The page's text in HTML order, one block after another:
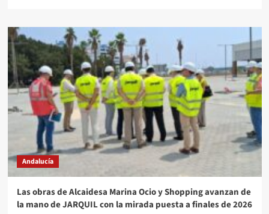
Andalucía
Las obras de Alcaidesa Marina Ocio y Shopping avanzan de
la mano de JARQUIL con la mirada puesta a finales de 2026